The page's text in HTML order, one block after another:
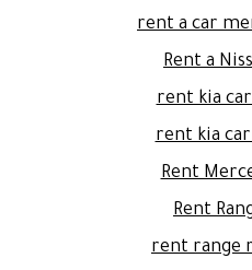
rent a car
Rent a
rent kia
rent kia
Rent
Rent
rent range